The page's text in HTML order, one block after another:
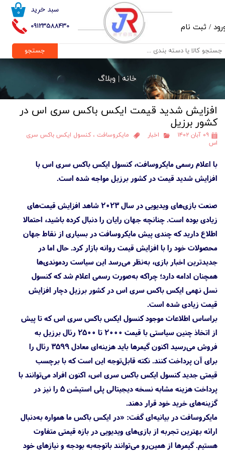
09123588430
۰ سبد خرید
/ ثبت نام
حساب کاربری من
تغییر گذر واژه
خروج از حساب کاربری
جستجو
خانه |وبلاگ
افزایش شدید قیمت ایکس باکس سری اس در
کشور برزیل
۰۹ آبان ۱۴۰۲ اخبار مایکروسافت ،کنسول ایکس باکس سری
اس
با اعلام رسمی مایکروسافت، کنسول ایکس باکس سری اس با
افزایش شدید قیمت در کشور برزیل مواجه شده است.
صنعت بازی‌های ویدیویی در سال ۲۰۲۳ شاهد افزایش قیمت‌های
زیادی بوده است. چنانچه جهان رایان را دنبال کرده باشید، احتمالا
اطلاع دارید که چندی پیش مایکروسافت در بسیاری از نقاط جهان
محصولات خود را با افزایش قیمت روانه بازار کرد. حال اما در
جدیدترین اخبار بازی، به‌نظر می‌رسد این سیاست ردموندی‌ها
همچنان ادامه دارد؛ چراکه به‌صورت رسمی اعلام شد که کنسول
نسل نهمی ایکس باکس سری اس در کشور برزیل دچار افزایش
قیمت زیادی شده است.
براساس اطلاعات موجود کنسول ایکس باکس سری اس که تا پیش
از اتخاذ چنین سیاستی با قیمت ۲۰۰۰ تا ۲۵۰۰ رئال برزیل به
فروش می‌رسید اکنون گیمرها باید هزینه‌ای معادل ۳۵۹۹ رئال را
برای آن پرداخت کنند. نکته قابل‌توجه این است که با برچسب
قیمتی جدید کنسول ایکس باکس سری اس، اکنون افراد می‌توانند با
پرداخت هزینه مشابه نسخه دیجیتالی پلی استیشن 5 را نیز در
گزینه‌های خرید خود قرار دهند.
مایکروسافت در بیانیه‌ای گفت: «در ایکس باکس ما همواره به‌دنبال
ارائه بهترین تجربه از بازی‌های ویدیویی در بازه قیمتی متفاوت
هستیم. گیمرها از همین‌رو می‌توانند باتوجه‌به بودجه و نیازهای خود